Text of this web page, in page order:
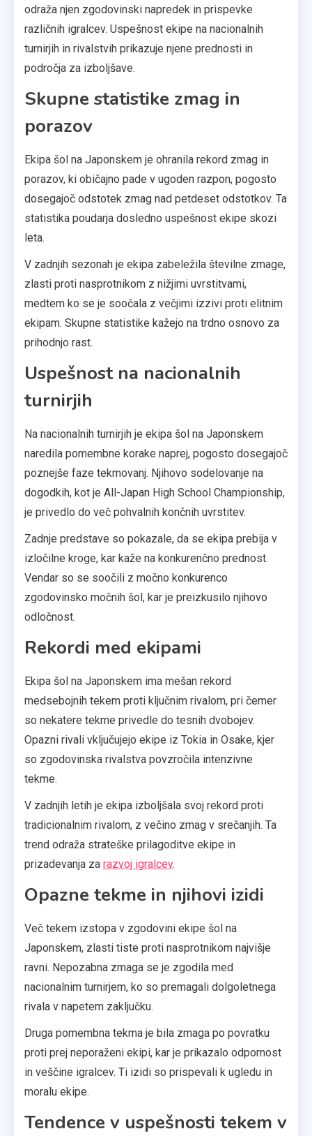
odraža njen zgodovinski napredek in prispevke
različnih igralcev. Uspešnost ekipe na nacionalnih
turnirjih in rivalstvih prikazuje njene prednosti in
področja za izboljšave.
Skupne statistike zmag in
porazov
Ekipa šol na Japonskem je ohranila rekord zmag in
porazov, ki običajno pade v ugoden razpon, pogosto
dosegajoč odstotek zmag nad petdeset odstotkov. Ta
statistika poudarja dosledno uspešnost ekipe skozi
leta.
V zadnjih sezonah je ekipa zabeležila številne zmage,
zlasti proti nasprotnikom z nižjimi uvrstitvami,
medtem ko se je soočala z večjimi izzivi proti elitnim
ekipam. Skupne statistike kažejo na trdno osnovo za
prihodnjo rast.
Uspešnost na nacionalnih
turnirjih
Na nacionalnih turnirjih je ekipa šol na Japonskem
naredila pomembne korake naprej, pogosto dosegajoč
poznejše faze tekmovanj. Njihovo sodelovanje na
dogodkih, kot je All-Japan High School Championship,
je privedlo do več pohvalnih končnih uvrstitev.
Zadnje predstave so pokazale, da se ekipa prebija v
izločilne kroge, kar kaže na konkurenčno prednost.
Vendar so se soočili z močno konkurenco
zgodovinsko močnih šol, kar je preizkusilo njihovo
odločnost.
Rekordi med ekipami
Ekipa šol na Japonskem ima mešan rekord
medsebojnih tekem proti ključnim rivalom, pri čemer
so nekatere tekme privedle do tesnih dvobojev.
Opazni rivali vključujejo ekipe iz Tokia in Osake, kjer
so zgodovinska rivalstva povzročila intenzivne
tekme.
V zadnjih letih je ekipa izboljšala svoj rekord proti
tradicionalnim rivalom, z večino zmag v srečanjih. Ta
trend odraža strateške prilagoditve ekipe in
prizadevanja za razvoj igralcev.
Opazne tekme in njihovi izidi
Več tekem izstopa v zgodovini ekipe šol na
Japonskem, zlasti tiste proti nasprotnikom najvišje
ravni. Nepozabna zmaga se je zgodila med
nacionalnim turnirjem, ko so premagali dolgoletnega
rivala v napetem zaključku.
Druga pomembna tekma je bila zmaga po povratku
proti prej neporaženi ekipi, kar je prikazalo odpornost
in veščine igralcev. Ti izidi so prispevali k ugledu in
moralu ekipe.
Tendence v uspešnosti tekem v